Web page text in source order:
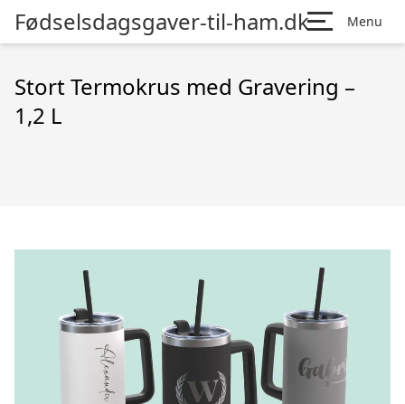
Fødselsdagsgaver-til-ham.dk Menu
Stort Termokrus med Gravering –
1,2 L